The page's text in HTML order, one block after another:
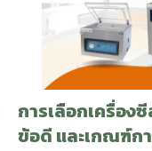
การเลือกเครื่อง
ข้อดี และเกณฑ์ก